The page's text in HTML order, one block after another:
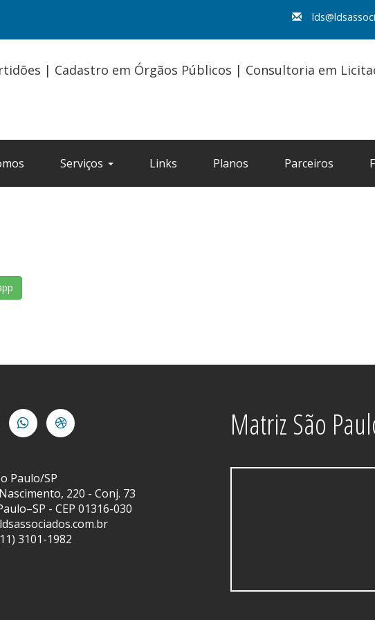
| Cadastro em Órgãos Públicos | Consultoria em
Serviços Links Planos Parceiros
Matriz São
Paulo/SP
220 - Conj. 73
- CEP 01316-030
3101-1982